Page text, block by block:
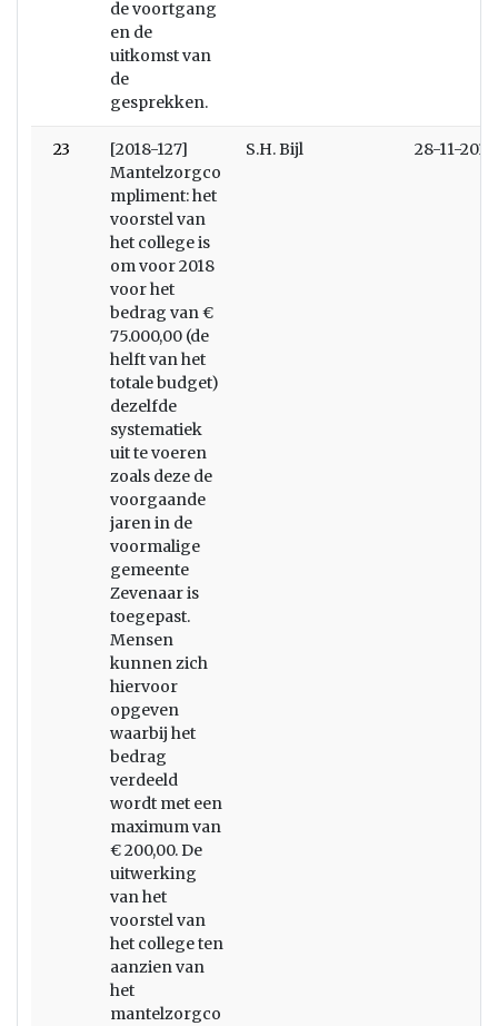
de voortgang
en de
uitkomst van
de
gesprekken.
23
[2018-127]
Mantelzorgco
mpliment: het
voorstel van
het college is
om voor 2018
voor het
bedrag van €
75.000,00 (de
helft van het
totale budget)
dezelfde
systematiek
uit te voeren
zoals deze de
voorgaande
jaren in de
voormalige
gemeente
Zevenaar is
toegepast.
Mensen
kunnen zich
hiervoor
opgeven
waarbij het
bedrag
verdeeld
wordt met een
maximum van
€ 200,00. De
uitwerking
van het
voorstel van
het college ten
aanzien van
het
mantelzorgco
S.H. Bijl 28-11-2018